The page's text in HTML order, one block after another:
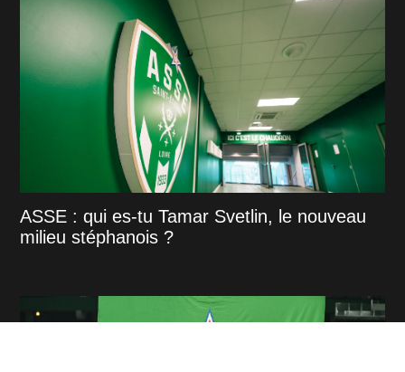
ASSE : qui es-tu Tamar Svetlin, le nouveau
milieu stéphanois ?